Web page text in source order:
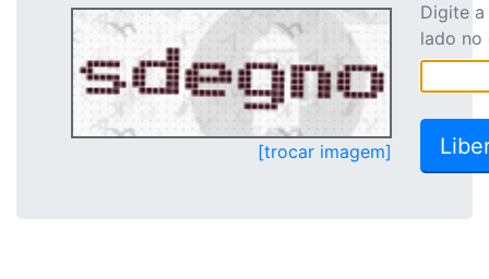
[trocar imagem]
Digite
lado no